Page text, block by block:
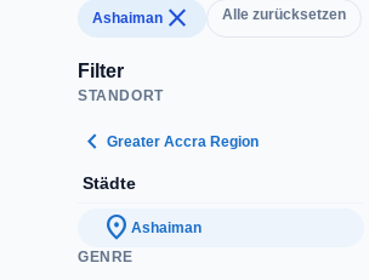
Ashaiman close Alle zurücksetzen
Filter
STANDORT
chevron_left Greater Accra Region
Städte
location_on Ashaiman
GENRE